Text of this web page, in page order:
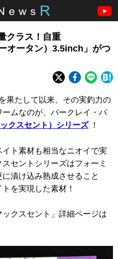
クラス！自重
オータン）3.5inch」がつ
果たして以来、その実釣力の
ムなのが、バークレイ・パ
クスセント）シリーズ！
ト素材も相当なニオイで実
セントシリーズはフォーミ
漬け込み熟成させること
を実現した素材！
クスセント」詳細ページは